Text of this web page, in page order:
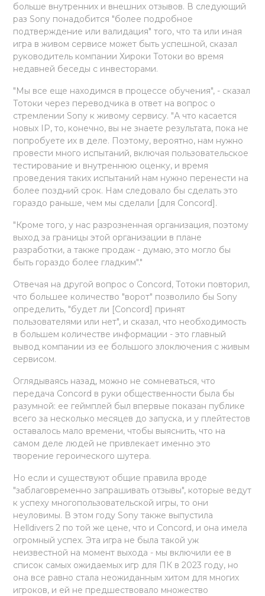
больше внутренних и внешних отзывов. В следующий
раз Sony понадобится "более подробное
подтверждение или валидация" того, что та или иная
игра в живом сервисе может быть успешной, сказал
руководитель компании Хироки Тотоки во время
недавней беседы с инвесторами.
"Мы все еще находимся в процессе обучения", - сказал
Тотоки через переводчика в ответ на вопрос о
стремлении Sony к живому сервису. "А что касается
новых IP, то, конечно, вы не знаете результата, пока не
попробуете их в деле. Поэтому, вероятно, нам нужно
провести много испытаний, включая пользовательское
тестирование и внутреннюю оценку, и время
проведения таких испытаний нам нужно перенести на
более поздний срок. Нам следовало бы сделать это
гораздо раньше, чем мы сделали [для Concord].
"Кроме того, у нас разрозненная организация, поэтому
выход за границы этой организации в плане
разработки, а также продаж - думаю, это могло бы
быть гораздо более гладким"."
Отвечая на другой вопрос о Concord, Тотоки повторил,
что большее количество "ворот" позволило бы Sony
определить, "будет ли [Concord] принят
пользователями или нет", и сказал, что необходимость
в большем количестве информации - это главный
вывод компании из ее большого злоключения с живым
сервисом.
Оглядываясь назад, можно не сомневаться, что
передача Concord в руки общественности была бы
разумной: ее геймплей был впервые показан публике
всего за несколько месяцев до запуска, и у плейтестов
оставалось мало времени, чтобы выяснить, что на
самом деле людей не привлекает именно это
творение героического шутера.
Но если и существуют общие правила вроде
"заблаговременно запрашивать отзывы", которые ведут
к успеху многопользовательской игры, то они
неуловимы. В этом году Sony также выпустила
Helldivers 2 по той же цене, что и Concord, и она имела
огромный успех. Эта игра не была такой уж
неизвестной на момент выхода - мы включили ее в
список самых ожидаемых игр для ПК в 2023 году, но
она все равно стала неожиданным хитом для многих
игроков, и ей не предшествовало множество